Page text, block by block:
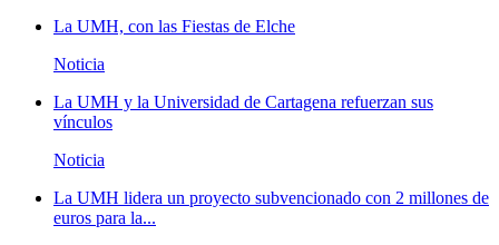
La UMH, con las Fiestas de Elche
Noticia
La UMH y la Universidad de Cartagena refuerzan sus
vínculos
Noticia
La UMH lidera un proyecto subvencionado con 2 millones de
euros para la...